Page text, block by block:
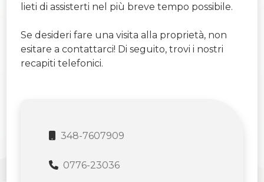
lieti di assisterti nel più breve tempo possibile.
Se desideri fare una visita alla proprietà, non
esitare a contattarci! Di seguito, trovi i nostri
recapiti telefonici.
348-7607909
0776-23036